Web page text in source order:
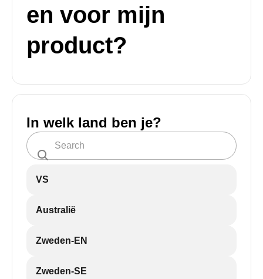
en voor mijn
product?
In welk land ben je?
VS
Australië
Zweden-EN
Zweden-SE